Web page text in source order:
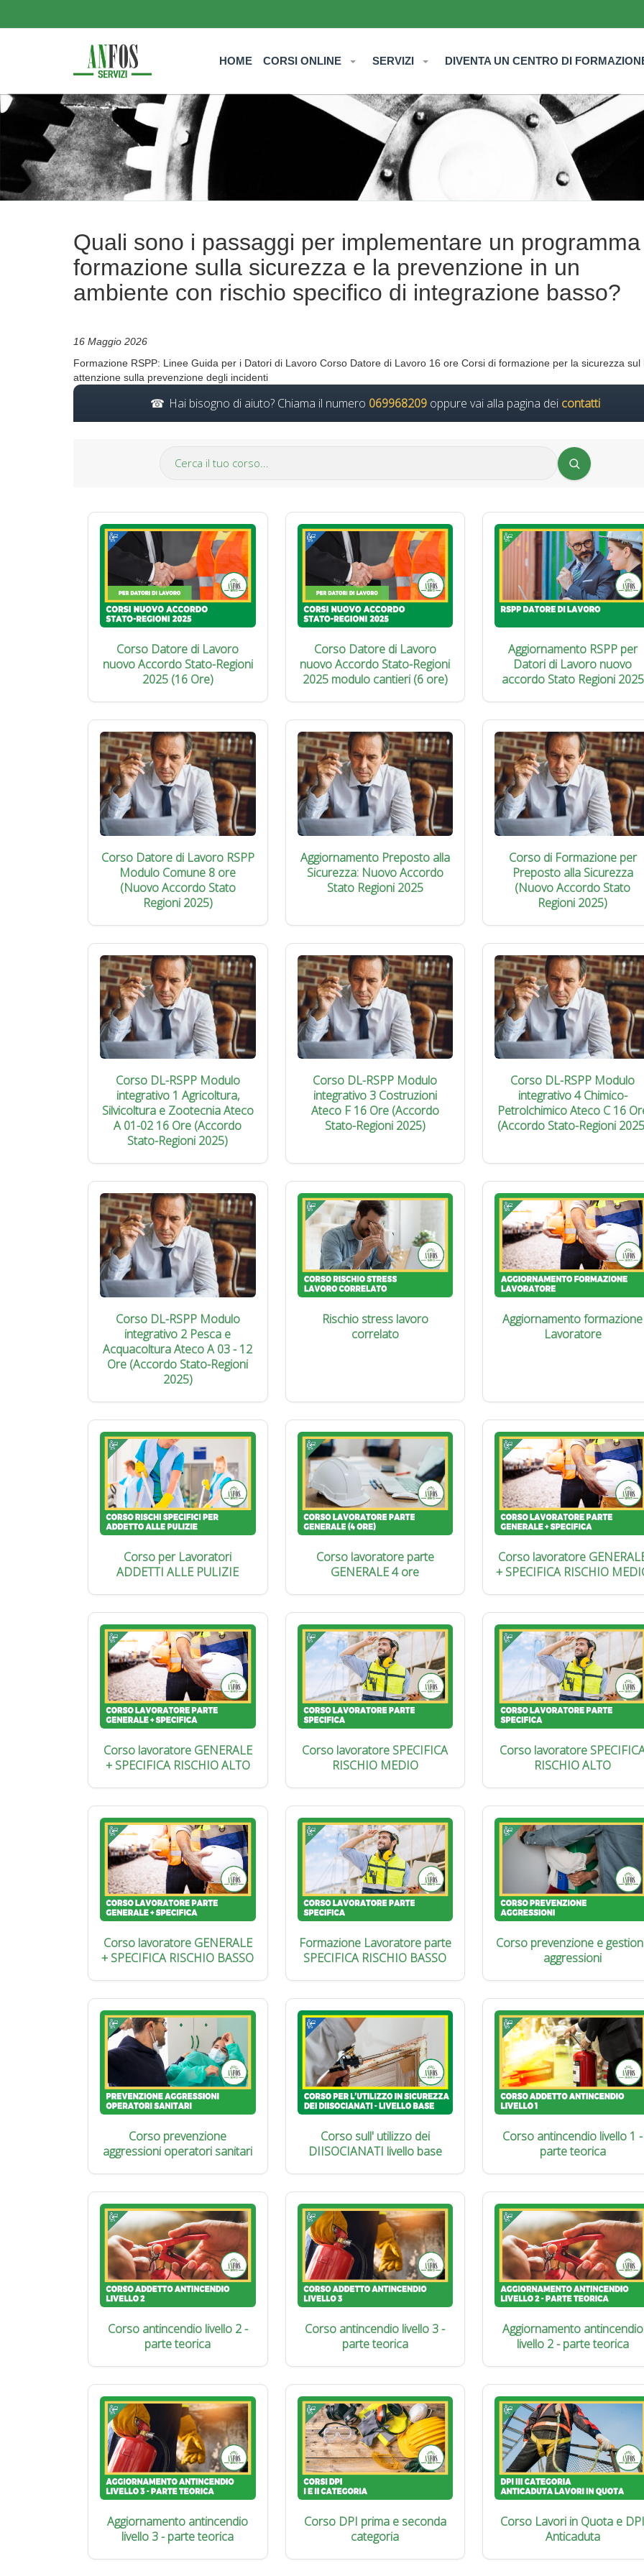
HOME CORSI ONLINE SERVIZI DIVENTA UN CENTRO DI
Quali sono i passaggi per implementare un
formazione sulla sicurezza e la prevenzione in un
ambiente con rischio specifico di integrazione basso?
16 Maggio 2026
Formazione RSPP: Linee Guida per i Datori di Lavoro Corso Datore di Lavoro 16 ore Corsi di formazione per la sicurezza sul
attenzione sulla prevenzione degli incidenti
Hai bisogno di aiuto? Chiama il numero 069968209 oppure vai alla pagina dei contatti
Corso Datore di Lavoro
nuovo Accordo Stato-Regioni
2025 (16 Ore)
Corso Datore di Lavoro
nuovo Accordo Stato-Regioni
2025 modulo cantieri (6 ore)
Aggiornamento RSPP per
Datori di Lavoro nuovo
accordo Stato Regioni 2025
Corso Datore di Lavoro RSPP
Modulo Comune 8 ore
(Nuovo Accordo Stato
Regioni 2025)
Aggiornamento Preposto alla
Sicurezza: Nuovo Accordo
Stato Regioni 2025
Corso di Formazione per
Preposto alla Sicurezza
(Nuovo Accordo Stato
Regioni 2025)
Corso DL-RSPP Modulo
integrativo 1 Agricoltura,
Silvicoltura e Zootecnia Ateco
A 01-02 16 Ore (Accordo
Stato-Regioni 2025)
Corso DL-RSPP Modulo
integrativo 3 Costruzioni
Ateco F 16 Ore (Accordo
Stato-Regioni 2025)
Corso DL-RSPP Modulo
integrativo 4 Chimico-
Petrolchimico Ateco C 16
(Accordo Stato-Regioni
Corso DL-RSPP Modulo
integrativo 2 Pesca e
Acquacoltura Ateco A 03 - 12
Ore (Accordo Stato-Regioni
2025)
Rischio stress lavoro
correlato
Aggiornamento formazione
Lavoratore
Corso per Lavoratori
ADDETTI ALLE PULIZIE
Corso lavoratore parte
GENERALE 4 ore
Corso lavoratore
+ SPECIFICA RISCHIO
Corso lavoratore GENERALE
+ SPECIFICA RISCHIO ALTO
Corso lavoratore SPECIFICA
RISCHIO MEDIO
Corso lavoratore
RISCHIO ALTO
Corso lavoratore GENERALE
+ SPECIFICA RISCHIO BASSO
Formazione Lavoratore parte
SPECIFICA RISCHIO BASSO
Corso prevenzione e
aggressioni
Corso prevenzione
aggressioni operatori sanitari
Corso sull' utilizzo dei
DIISOCIANATI livello base
Corso antincendio livello 1 -
parte teorica
Corso antincendio livello 2 -
parte teorica
Corso antincendio livello 3 -
parte teorica
Aggiornamento antincendio
livello 2 - parte teorica
Aggiornamento antincendio
livello 3 - parte teorica
Corso DPI prima e seconda
categoria
Corso Lavori in Quota e
Anticaduta